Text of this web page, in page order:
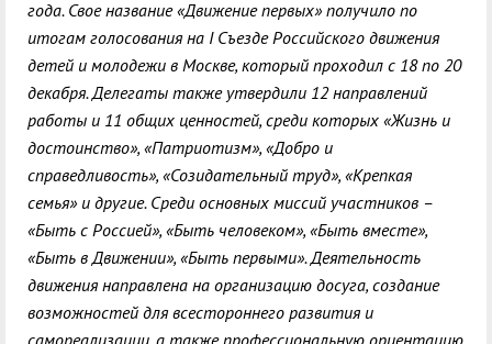
года. Свое название «Движение первых» получило по
итогам голосования на I Съезде Российского движения
детей и молодежи в Москве, который проходил с 18 по 20
декабря. Делегаты также утвердили 12 направлений
работы и 11 общих ценностей, среди которых «Жизнь и
достоинство», «Патриотизм», «Добро и
справедливость», «Созидательный труд», «Крепкая
семья» и другие. Среди основных миссий участников –
«Быть с Россией», «Быть человеком», «Быть вместе»,
«Быть в Движении», «Быть первыми». Деятельность
движения направлена на организацию досуга, создание
возможностей для всестороннего развития и